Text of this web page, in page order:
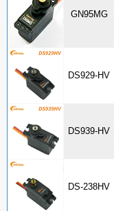
GN95MG
DS929-HV
DS939-HV
DS-238HV